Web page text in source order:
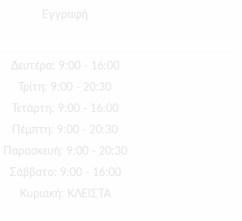
Εγγραφή
Δευτέρα: 9:00 - 16:00
Τρίτη: 9:00 - 20:30
Τετάρτη: 9:00 - 16:00
Πέμπτη: 9:00 - 20:30
Παρασκευή: 9:00 - 20:30
Σάββατο: 9:00 - 16:00
Κυριακή: ΚΛΕΙΣΤΑ